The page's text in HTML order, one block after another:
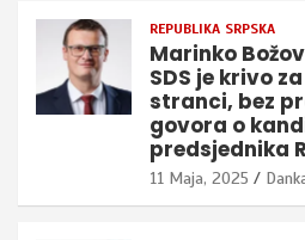
REPUBLIKA SRPSKA
Marinko
SDS je krivo
stranci, bez
govora o
predsjednika
11 Maja, 2025